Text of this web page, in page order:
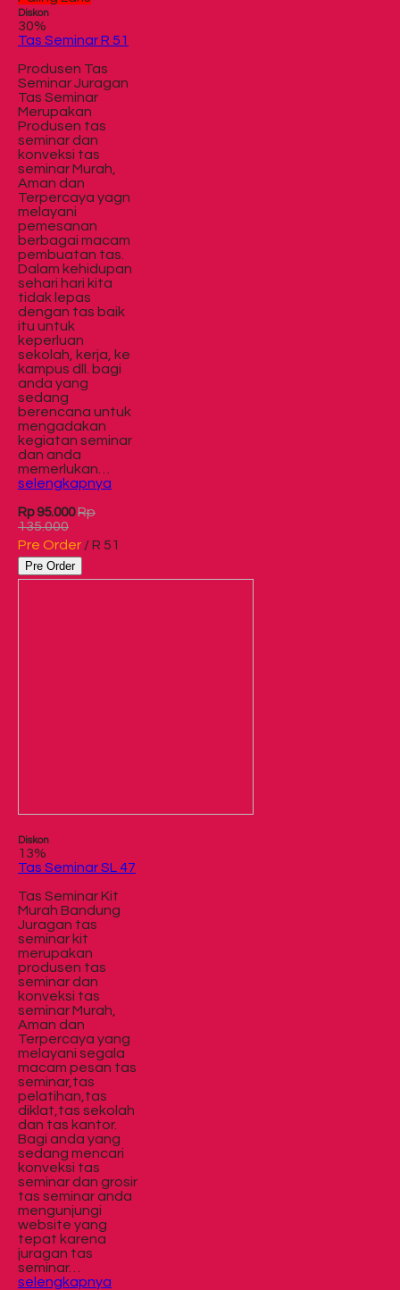
Diskon
30%
Tas Seminar R 51
Produsen Tas
Seminar Juragan
Tas Seminar
Merupakan
Produsen tas
seminar dan
konveksi tas
seminar Murah,
Aman dan
Terpercaya yagn
melayani
pemesanan
berbagai macam
pembuatan tas.
Dalam kehidupan
sehari hari kita
tidak lepas
dengan tas baik
itu untuk
keperluan
sekolah, kerja, ke
kampus dll. bagi
anda yang
sedang
berencana untuk
mengadakan
kegiatan seminar
dan anda
memerlukan…
selengkapnya
Rp 95.000 Rp
135.000
Pre Order / R 51
Pre Order
Diskon
13%
Tas Seminar SL 47
Tas Seminar Kit
Murah Bandung
Juragan tas
seminar kit
merupakan
produsen tas
seminar dan
konveksi tas
seminar Murah,
Aman dan
Terpercaya yang
melayani segala
macam pesan tas
seminar,tas
pelatihan,tas
diklat,tas sekolah
dan tas kantor.
Bagi anda yang
sedang mencari
konveksi tas
seminar dan grosir
tas seminar anda
mengunjungi
website yang
tepat karena
juragan tas
seminar…
selengkapnya